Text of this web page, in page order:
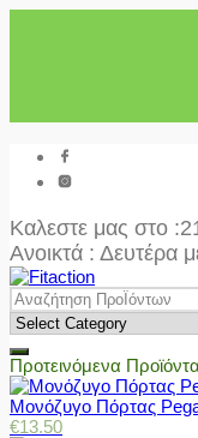
Καλεστε μας στο
Ανοικτά : Δευτέρα
Προτεινόμενα Προϊόντα
Μονόζυγο Πόρτας
€13.50